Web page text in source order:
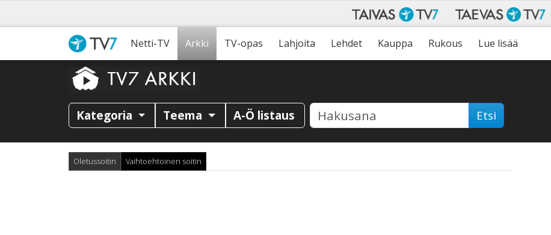
Netti-TV Arkki TV-opas Lahjoita Lehdet Kauppa Rukous Lue lisää
Kategoria Teema A-Ö listaus Etsi
Oletussoitin Vaihtoehtoinen soitin